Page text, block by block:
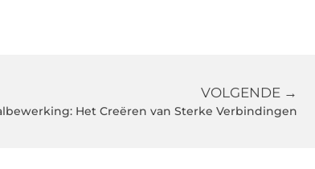
VOLGENDE →
Het Creëren van Sterke Verbindingen